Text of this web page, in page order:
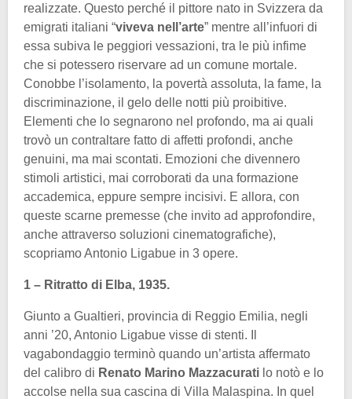
realizzate. Questo perché il pittore nato in Svizzera da
emigrati italiani “viveva nell’arte” mentre all’infuori di
essa subiva le peggiori vessazioni, tra le più infime
che si potessero riservare ad un comune mortale.
Conobbe l’isolamento, la povertà assoluta, la fame, la
discriminazione, il gelo delle notti più proibitive.
Elementi che lo segnarono nel profondo, ma ai quali
trovò un contraltare fatto di affetti profondi, anche
genuini, ma mai scontati. Emozioni che divennero
stimoli artistici, mai corroborati da una formazione
accademica, eppure sempre incisivi. E allora, con
queste scarne premesse (che invito ad approfondire,
anche attraverso soluzioni cinematografiche),
scopriamo Antonio Ligabue in 3 opere.
1 – Ritratto di Elba, 1935.
Giunto a Gualtieri, provincia di Reggio Emilia, negli
anni ’20, Antonio Ligabue visse di stenti. Il
vagabondaggio terminò quando un’artista affermato
del calibro di Renato Marino Mazzacurati lo notò e lo
accolse nella sua cascina di Villa Malaspina. In quel